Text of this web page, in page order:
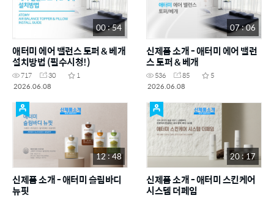
00 : 54
애터미 에어 밸런스 토퍼 & 베개
설치방법 (필수시청!)
717 30
1
2026.06.08
07 : 06
신제품 소개 - 애터미 에어 밸런
스 토퍼 & 베개
536 85
5
2026.06.08
12 : 48
신제품 소개 - 애터미 슬림바디
뉴핏
20 : 17
신제품 소개 - 애터미 스킨케어
시스템 더페임